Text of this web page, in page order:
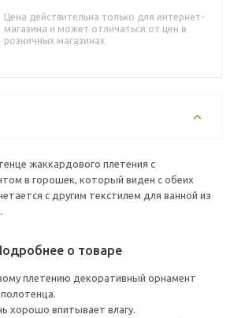
Цена действительна только для интернет-
магазина и может отличаться от цен в
розничных магазинах
жаккардового плетения с
в горошек, который виден с обеих
с другим текстилем для ванной из
о товаре
плетению декоративный орнамент
хорошо впитывает влагу.